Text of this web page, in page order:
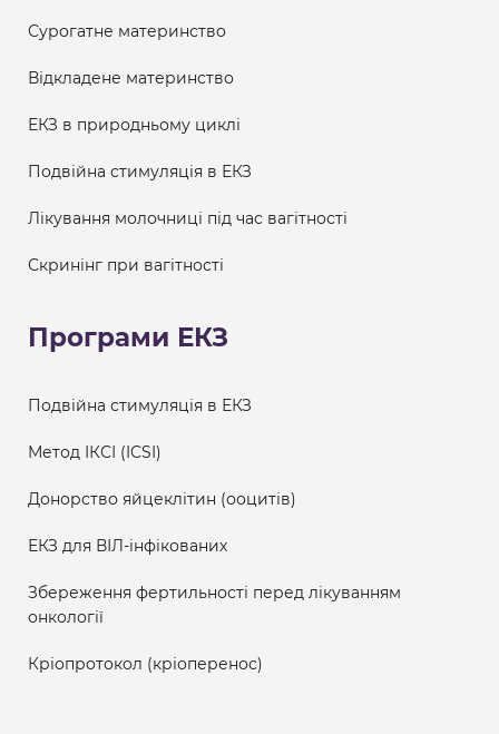
Сурогатне материнство
Відкладене материнство
ЕКЗ в природньому циклі
Подвійна стимуляція в ЕКЗ
Лікування молочниці під час вагітності
Скринінг при вагітності
Програми ЕКЗ
Подвійна стимуляція в ЕКЗ
Метод ІКСІ (ICSI)
Донорство яйцеклітин (ооцитів)
ЕКЗ для ВІЛ-інфікованих
Збереження фертильності перед лікуванням
онкології
Кріопротокол (кріоперенос)